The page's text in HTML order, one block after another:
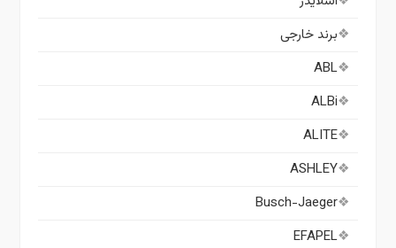
برند خارجی
ABL
ALBi
ALITE
ASHLEY
Busch-Jaeger
EFAPEL